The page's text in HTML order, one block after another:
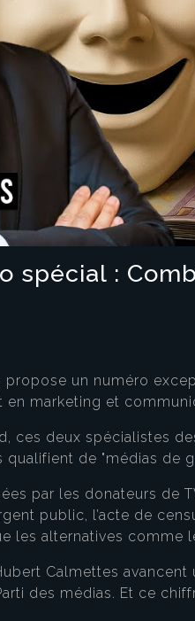
spécial :
propose un numéro
en marketing et
ces deux spécialistes
qualifient de "médias de
par les donateurs de
public, l’acte de
les alternatives comme
Calmettes
des médias. Et ce